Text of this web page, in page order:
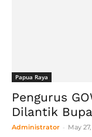
Papua Raya
Pengurus
Dilantik
Administrator - May